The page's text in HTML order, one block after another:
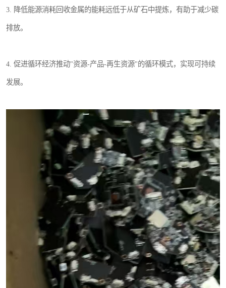
3. 降低能源消耗回收金属的能耗远低于从矿石中提炼，有助于减少碳
排放。
4. 促进循环经济推动"资源-产品-再生资源"的循环模式，实现可持续
发展。